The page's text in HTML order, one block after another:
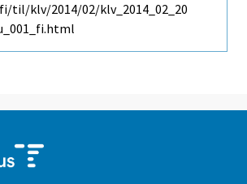
til/klv/2014/02/klv_2014_02_20